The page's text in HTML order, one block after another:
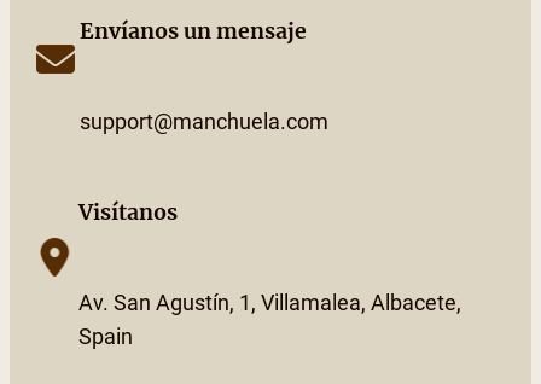
Envíanos un mensaje
support@manchuela.com
Visítanos
Av. San Agustín, 1, Villamalea, Albacete,
Spain